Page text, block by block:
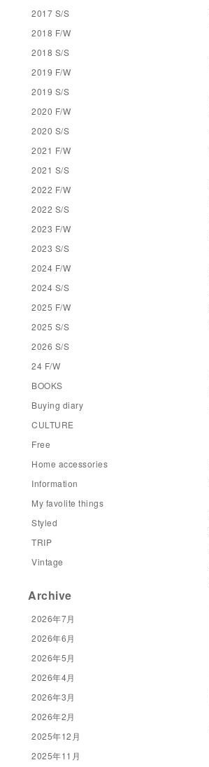
2017 S/S
2018 F/W
2018 S/S
2019 F/W
2019 S/S
2020 F/W
2020 S/S
2021 F/W
2021 S/S
2022 F/W
2022 S/S
2023 F/W
2023 S/S
2024 F/W
2024 S/S
2025 F/W
2025 S/S
2026 S/S
24 F/W
BOOKS
Buying diary
CULTURE
Free
Home accessories
Information
My favolite things
Styled
TRIP
Vintage
Archive
2026年7月
2026年6月
2026年5月
2026年4月
2026年3月
2026年2月
2025年12月
2025年11月